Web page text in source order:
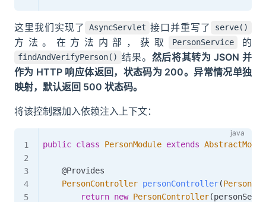
这里我们实现了 AsyncServlet 接口并重写了 serve()
方法。在方法内部，获取 PersonService 的
findAndVerifyPerson() 结果。 然后将其转为 JSON 并
作为 HTTP 响应体返回，状态码为 200。异常情况单独
映射，默认返回 500 状态码。
将该控制器加入依赖注入上下文：
public class PersonModule extends
@Provides
PersonController personController(
return new PersonController(